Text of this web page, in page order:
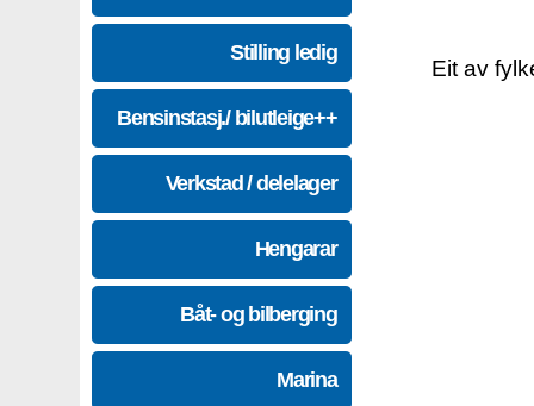
Stilling ledig
Bensinstasj./ bilutleige++
Verkstad / delelager
Hengarar
Båt- og bilberging
Marina
Eit av